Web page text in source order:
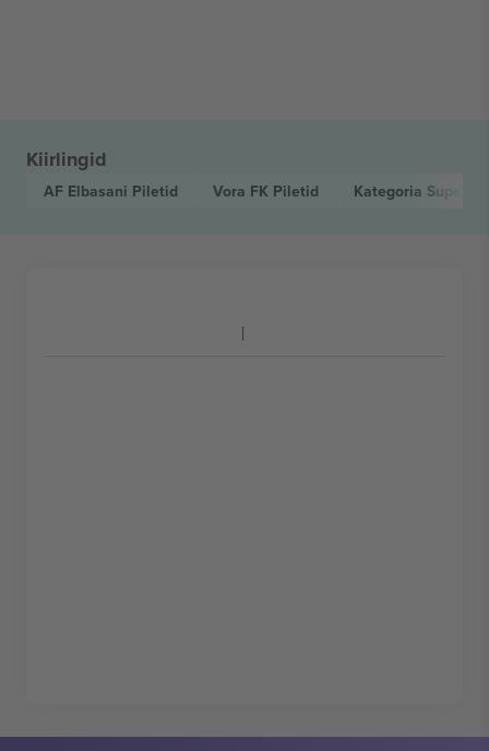
Kiirlingid
AF Elbasani Piletid Vora FK Piletid Kategoria